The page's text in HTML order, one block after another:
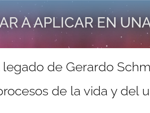
A APLICAR EN
de Gerardo
de la vida y del